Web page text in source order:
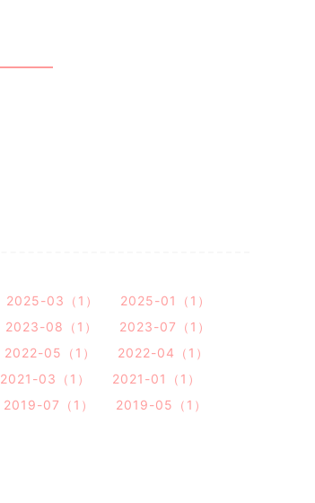
2025-03（1）
2025-01（1）
2023-08（1）
2023-07（1）
2022-05（1）
2022-04（1）
2021-03（1）
2021-01（1）
2019-07（1）
2019-05（1）